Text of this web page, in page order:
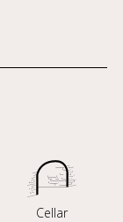
Cellar